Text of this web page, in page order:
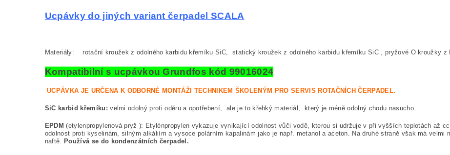
Ucpávky do jiných variant čerpadel SCALA
Materiály: rotační kroužek z odolného karbidu křemíku SiC, statický kroužek z odolného karbidu křemíku SiC , pryžové O kroužky z
Kompatibilní s ucpávkou Grundfos kód 99016024
UCPÁVKA JE URČENA K ODBORNÉ MONTÁŽI TECHNIKEM ŠKOLENÝM PRO SERVIS ROTAČNÍCH ČERPADEL.
SiC karbid křemíku:velmi odolný proti oděru a opotřebení, ale je to křehký materiál, který je méně odolný chodu nasucho.
EPDM (etylenpropylenová pryž ): Etylénpropylen vykazuje vynikající odolnost vůči vodě, kterou si udržuje v při vyšších teplotách až
odolnost proti kyselinám, silným alkáliím a vysoce polárním kapalinám jako je např. metanol a aceton. Na druhé straně však má velmi
naftě.Používá se do kondenzátních čerpadel.